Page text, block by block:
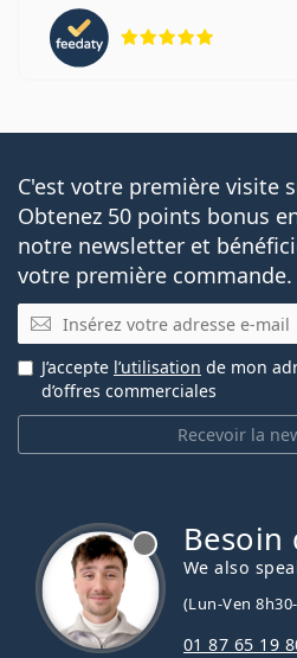
C'est votre première visite
Obtenez 50 points bonus
notre newsletter et
votre première commande.
E-mail
Recevoir la
J’accepte l’utilisation de mon
d’offres commerciales
Besoin
We also
(Lun-Ven
01 87 65 19